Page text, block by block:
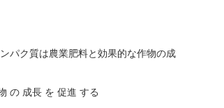
パク質は農業肥料と効果的な作物の成
の 成長 を 促進 する